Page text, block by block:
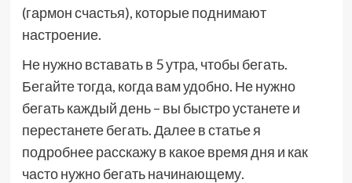
(гармон счастья), которые поднимают
настроение.
Не нужно вставать в 5 утра, чтобы бегать.
Бегайте тогда, когда вам удобно. Не нужно
бегать каждый день – вы быстро устанете и
перестанете бегать. Далее в статье я
подробнее расскажу в какое время дня и как
часто нужно бегать начинающему.